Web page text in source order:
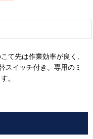
て先は作業効率が良く、
スイッチ付き。専用のミ
。